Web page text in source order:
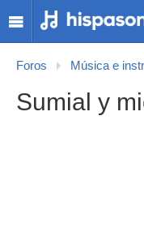
Foros Música e
Sumial y